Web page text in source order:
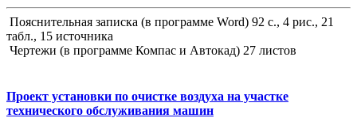
Пояснительная записка (в программе Word) 92 с., 4 рис., 21
табл., 15 источника
Чертежи (в программе Компас и Автокад) 27 листов
Проект установки по очистке воздуха на участке
технического обслуживания машин